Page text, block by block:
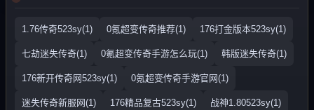
1.76传奇523sy(1) 0氪超变传奇推荐(1) 176打金版本523sy(1)
七劫迷失传奇(1) 0氪超变传奇手游怎么玩(1) 韩版迷失传奇(1)
176新开传奇网523sy(1) 0氪超变传奇手游官网(1)
迷失传奇新服网(1) 176精品复古523sy(1) 战神1.80523sy(1)